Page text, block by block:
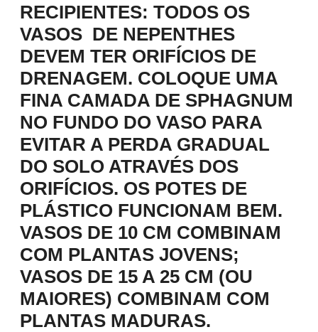
RECIPIENTES: TODOS OS
VASOS DE NEPENTHES
DEVEM TER ORIFÍCIOS DE
DRENAGEM. COLOQUE UMA
FINA CAMADA DE SPHAGNUM
NO FUNDO DO VASO PARA
EVITAR A PERDA GRADUAL
DO SOLO ATRAVÉS DOS
ORIFÍCIOS. OS POTES DE
PLÁSTICO FUNCIONAM BEM.
VASOS DE 10 CM COMBINAM
COM PLANTAS JOVENS;
VASOS DE 15 A 25 CM (OU
MAIORES) COMBINAM COM
PLANTAS MADURAS.